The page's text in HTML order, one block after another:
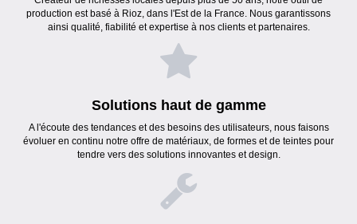
production est basé à Rioz, dans l'Est de la France. Nous garantissons
ainsi qualité, fiabilité et expertise à nos clients et partenaires.
Solutions haut de gamme
A l'écoute des tendances et des besoins des utilisateurs, nous faisons
évoluer en continu notre offre de matériaux, de formes et de teintes pour
tendre vers des solutions innovantes et design.